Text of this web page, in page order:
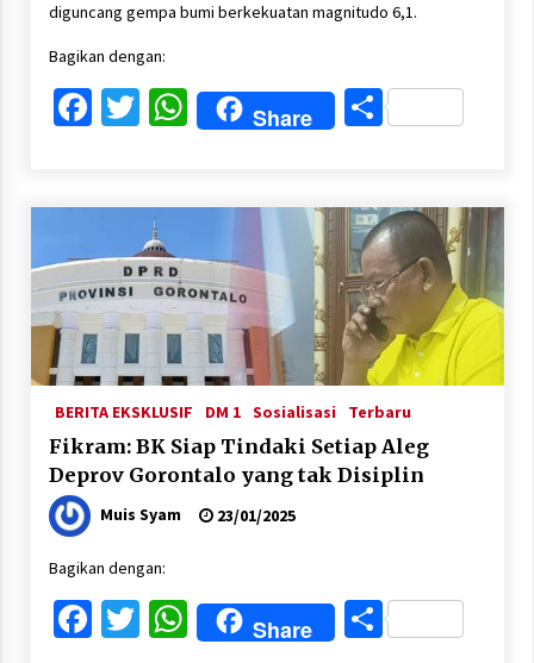
diguncang gempa bumi berkekuatan magnitudo 6,1.
Bagikan dengan:
Facebook
Twitter
WhatsApp
Share Share
BERITA EKSKLUSIF DM 1 Sosialisasi Terbaru
Fikram: BK Siap Tindaki Setiap Aleg
Deprov Gorontalo yang tak Disiplin
Muis Syam 23/01/2025
Bagikan dengan:
Facebook
Twitter
WhatsApp
Share Share